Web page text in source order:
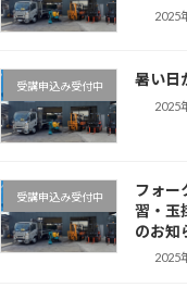
2025
受講申込み受付中 暑い日
2025
受講申込み受付中
フォー
習・玉
のお知
2025